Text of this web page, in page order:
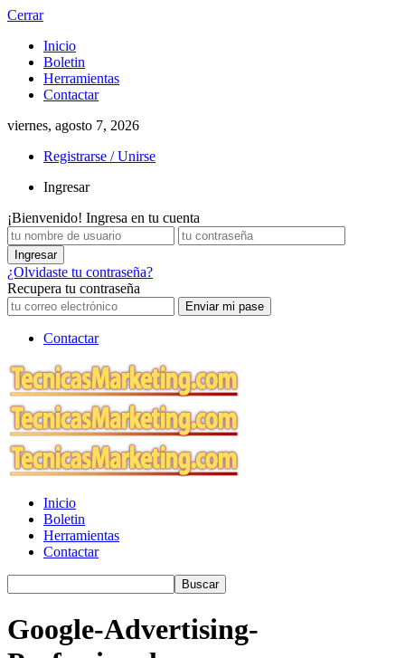
Cerrar
Inicio
Boletin
Herramientas
Contactar
viernes, agosto 7, 2026
Registrarse / Unirse
Ingresar
¡Bienvenido! Ingresa en tu cuenta
¿Olvidaste tu contraseña?
Recupera tu contraseña
Contactar
Inicio
Boletin
Herramientas
Contactar
Google-Advertising-